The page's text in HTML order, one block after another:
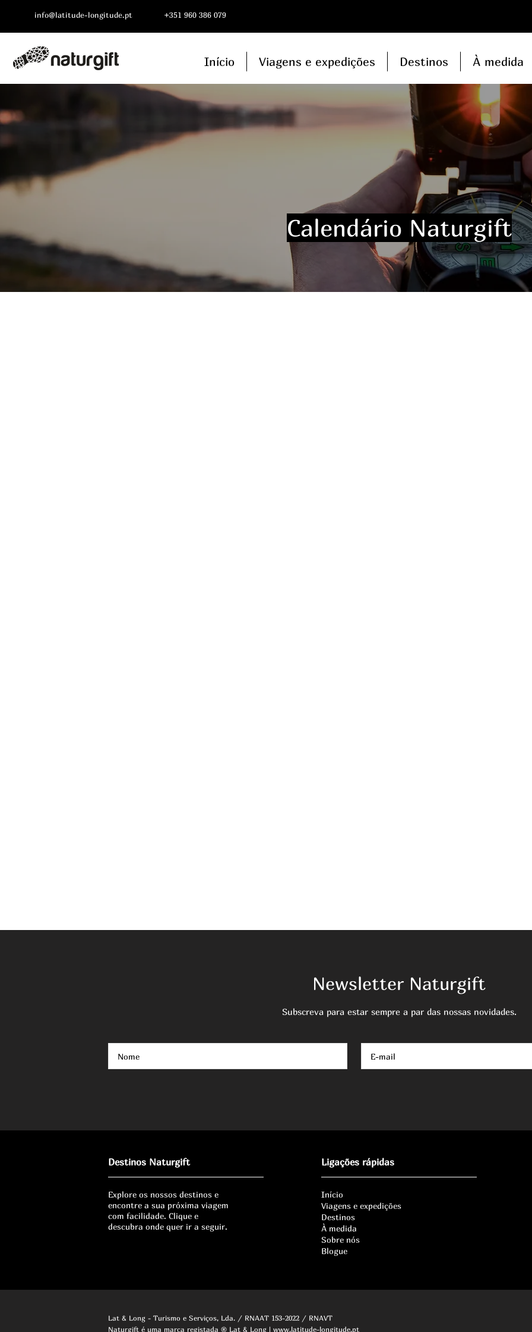
info@latitude-longitude.pt +351 960 386 079
Início Viagens e expedições Destinos À medida
Calendário Naturgift
Newsletter Naturgift
Subscreva para estar sempre a par das nossas novidades.
Destinos Naturgift
Explore os nossos destinos e
encontre a sua próxima viagem
com facilidade. Clique e
descubra onde quer ir a seguir.
Ligações rápidas
Início
Viagens e expedições
Destinos
À medida
Sobre nós
Blogue
Lat & Long - Turismo e Serviços, Lda. / RNAAT 153-2022 / RNAVT
Naturgift é uma marca registada ® Lat & Long | www.latitude-longitude.pt